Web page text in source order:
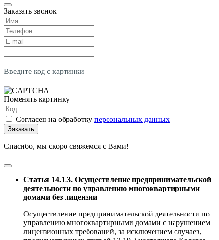
Заказать звонок
Введите код с картинки
Поменять картинку
Согласен на обработку персональных данных
Заказать
Спасибо, мы скоро свяжемся с Вами!
Статья 14.1.3. Осуществление предпринимательской
деятельности по управлению многоквартирными
домами без лицензии
Осуществление предпринимательской деятельности по
управлению многоквартирными домами с нарушением
лицензионных требований, за исключением случаев,